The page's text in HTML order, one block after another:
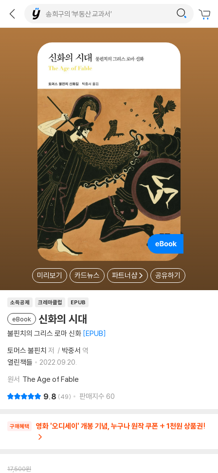
미리보기 카드뉴스 파트너샵 공유하기
소득공제 크레마클럽 EPUB
eBook 신화의 시대
불핀치의 그리스 로마 신화 EPUB
토머스 불핀치 저 박중서 역
열린책들
2022.09.20.
원서 The Age of Fable
9.8 49 판매지수 60
구매혜택 영화 '오디세이' 개봉 기념, 누구나 원작 쿠폰 + 1천원 상품권!
17,500원